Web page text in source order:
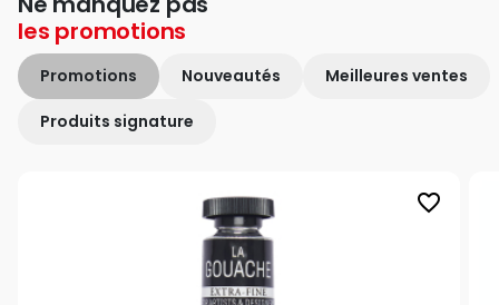
les promotions
Promotions Nouveautés Meilleures ventes
Produits signature
favorite_border